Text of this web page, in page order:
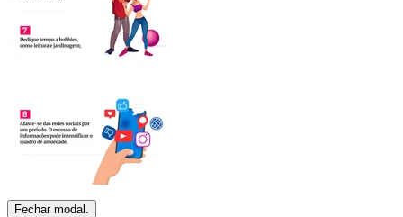
Fechar modal.